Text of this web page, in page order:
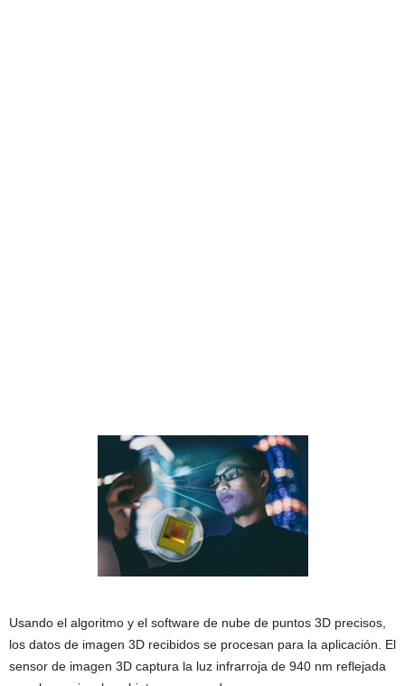
Usando el algoritmo y el software de nube de puntos 3D precisos,
los datos de imagen 3D recibidos se procesan para la aplicación. El
sensor de imagen 3D captura la luz infrarroja de 940 nm reflejada